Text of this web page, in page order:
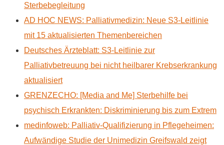
Sterbebegleitung
AD HOC NEWS: Palliativmedizin: Neue S3-Leitlinie
mit 15 aktualisierten Themenbereichen
Deutsches Ärzteblatt: S3-Leitlinie zur
Palliativbetreuung bei nicht heilbarer Krebserkrankung
aktualisiert
GRENZECHO: [Media and Me] Sterbehilfe bei
psychisch Erkrankten: Diskriminierung bis zum Extrem
medinfoweb: Palliativ-Qualifizierung in Pflegeheimen:
Aufwändige Studie der Unimedizin Greifswald zeigt